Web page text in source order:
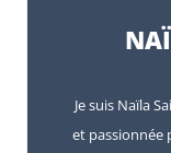
Je suis Naïla
et passionnée